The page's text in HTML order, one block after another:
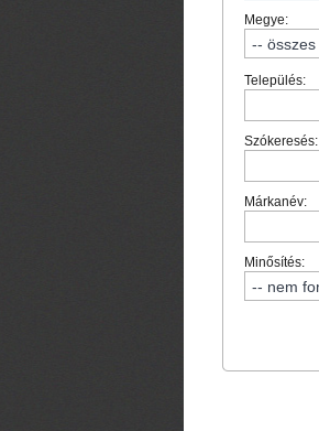
Megye:
Település:
Szókeresés:
Márkanév:
Minősítés: